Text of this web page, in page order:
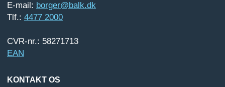
E-mail: borger@balk.dk
Tlf.: 4477 2000
CVR-nr.: 58271713
EAN
KONTAKT OS